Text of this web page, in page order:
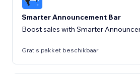
Smarter Announcement Bar
Boost sales with Smarter
Gratis pakket beschikbaar